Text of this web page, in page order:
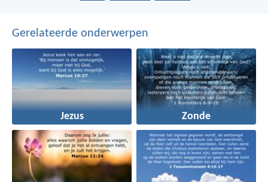
Gerelateerde onderwerpen
Jezus Zonde